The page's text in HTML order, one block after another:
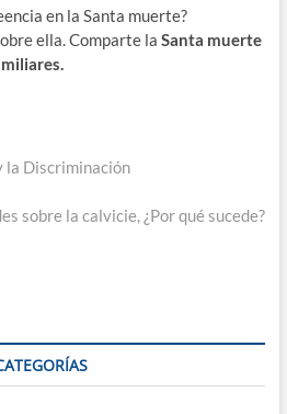
en la Santa muerte?
ella. Comparte la Santa muerte
Discriminación
sobre la calvicie, ¿Por qué sucede?